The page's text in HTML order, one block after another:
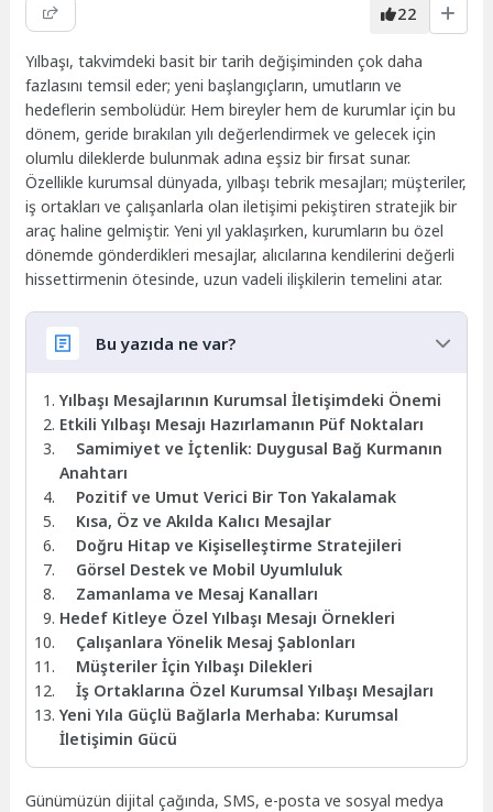
22
Yılbaşı, takvimdeki basit bir tarih değişiminden çok daha
fazlasını temsil eder; yeni başlangıçların, umutların ve
hedeflerin sembolüdür. Hem bireyler hem de kurumlar için bu
dönem, geride bırakılan yılı değerlendirmek ve gelecek için
olumlu dileklerde bulunmak adına eşsiz bir fırsat sunar.
Özellikle kurumsal dünyada, yılbaşı tebrik mesajları; müşteriler,
iş ortakları ve çalışanlarla olan iletişimi pekiştiren stratejik bir
araç haline gelmiştir. Yeni yıl yaklaşırken, kurumların bu özel
dönemde gönderdikleri mesajlar, alıcılarına kendilerini değerli
hissettirmenin ötesinde, uzun vadeli ilişkilerin temelini atar.
Bu yazıda ne var?
Yılbaşı Mesajlarının Kurumsal İletişimdeki Önemi
Etkili Yılbaşı Mesajı Hazırlamanın Püf Noktaları
Samimiyet ve İçtenlik: Duygusal Bağ Kurmanın
Anahtarı
Pozitif ve Umut Verici Bir Ton Yakalamak
Kısa, Öz ve Akılda Kalıcı Mesajlar
Doğru Hitap ve Kişiselleştirme Stratejileri
Görsel Destek ve Mobil Uyumluluk
Zamanlama ve Mesaj Kanalları
Hedef Kitleye Özel Yılbaşı Mesajı Örnekleri
Çalışanlara Yönelik Mesaj Şablonları
Müşteriler İçin Yılbaşı Dilekleri
İş Ortaklarına Özel Kurumsal Yılbaşı Mesajları
Yeni Yıla Güçlü Bağlarla Merhaba: Kurumsal
İletişimin Gücü
Günümüzün dijital çağında, SMS, e-posta ve sosyal medya